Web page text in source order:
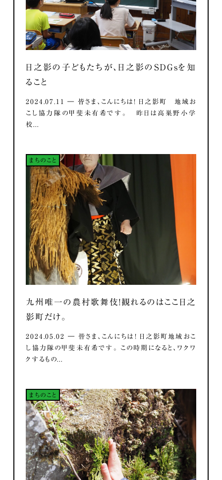
日之影の子どもたちが、日之影のSDGsを知
ること
2024.07.11 ― 皆さま、こんにちは！ 日之影町 地域お
こし協力隊の甲斐未有希です。 昨日は高巣野小学
校...
まちのこと
九州唯一の農村歌舞伎！観れるのはここ日之
影町だけ。
2024.05.02 ― 皆さま、こんにちは！ 日之影町地域おこ
し協力隊の甲斐未有希です。 この時期になると、ワクワ
クするもの...
まちのこと